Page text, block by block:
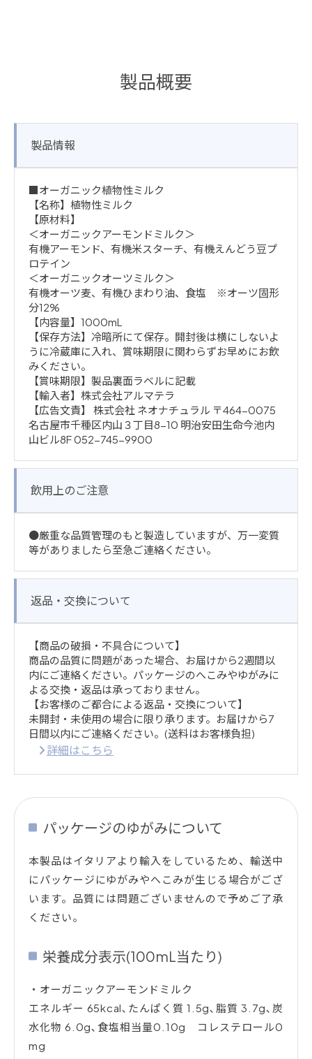
製品概要
製品情報
■オーガニック植物性ミルク
【名称】植物性ミルク
【原材料】
＜オーガニックアーモンドミルク＞
有機アーモンド、有機米スターチ、有機えんどう豆プ
ロテイン
＜オーガニックオーツミルク＞
有機オーツ麦、有機ひまわり油、食塩 ※オーツ固形
分12%
【内容量】1000mL
【保存方法】冷暗所にて保存。開封後は横にしないよ
うに冷蔵庫に入れ、賞味期限に関わらずお早めにお飲
みください。
【賞味期限】製品裏面ラベルに記載
【輸入者】株式会社アルマテラ
【広告文責】 株式会社 ネオナチュラル 〒464-0075
名古屋市千種区内山３丁目8-10 明治安田生命今池内
山ビル8F 052-745-9900
飲用上のご注意
●厳重な品質管理のもと製造していますが、万一変質
等がありましたら至急ご連絡ください。
返品・交換について
【商品の破損・不具合について】
商品の品質に問題があった場合、お届けから2週間以
内にご連絡ください。パッケージのへこみやゆがみに
よる交換・返品は承っておりません。
【お客様のご都合による返品・交換について】
未開封・未使用の場合に限り承ります。お届けから7
日間以内にご連絡ください。(送料はお客様負担)
詳細はこちら
パッケージのゆがみについて
本製品はイタリアより輸入をしているため、輸送中
にパッケージにゆがみやへこみが生じる場合がござ
います。品質には問題ございませんので予めご了承
ください。
栄養成分表示(100mL当たり)
・オーガニックアーモンドミルク
エネルギー 65kcal､たんぱく質 1.5g､脂質 3.7g､炭
水化物 6.0g､食塩相当量0.10g コレステロール0
mg